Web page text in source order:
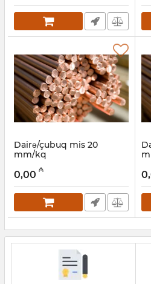
Dairə/çubuq mis 20
mm/kq
030001019
0,00 ₼